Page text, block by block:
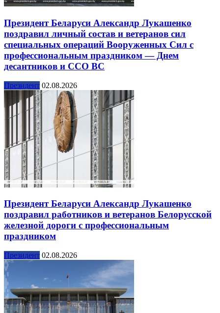
Президент Беларуси Александр Лукашенко
поздравил личный состав и ветеранов сил
специальных операций Вооруженных Сил с
профессиональным праздником — Днем
десантников и ССО ВС
Президент 02.08.2026
Президент Беларуси Александр Лукашенко
поздравил работников и ветеранов Белорусской
железной дороги с профессиональным
праздником
Президент 02.08.2026